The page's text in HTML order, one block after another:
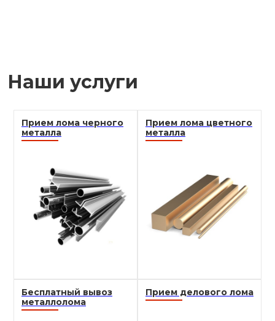
Наши услуги
Прием лома черного
металла
Прием лома цветного
металла
Бесплатный вывоз
металлолома
Прием делового лома